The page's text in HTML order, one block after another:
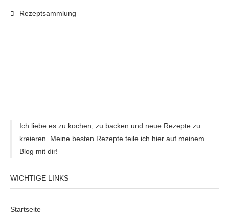
Rezeptsammlung
Ich liebe es zu kochen, zu backen und neue Rezepte zu
kreieren. Meine besten Rezepte teile ich hier auf meinem
Blog mit dir!
WICHTIGE LINKS
Startseite